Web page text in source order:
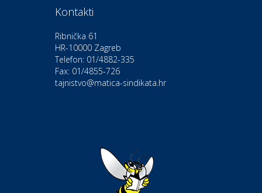
Moda i ljepota
Gastro
Hotel Bunčić Vrbovec
Izletište i vinotočje VINIA
Kontakti
Ribnička 61
HR-10000 Zagreb
Telefon: 01/4882-335
Fax: 01/4855-726
tajnistvo@matica-sindikata.hr